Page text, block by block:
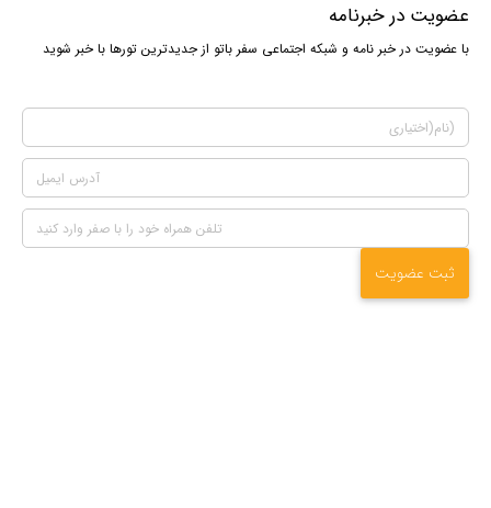
عضویت در خبرنامه
با عضویت در خبر نامه و شبکه اجتماعی سفر باتو از جدیدترین تورها با خبر شوید
ثبت عضویت